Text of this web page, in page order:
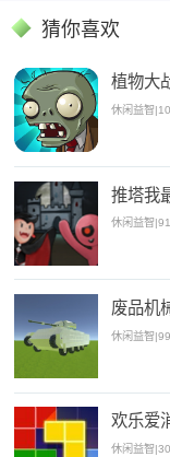
猜你喜欢
植物大
休闲益智|
推塔我
休闲益智|
废品机
休闲益智|
欢乐爱
休闲益智|